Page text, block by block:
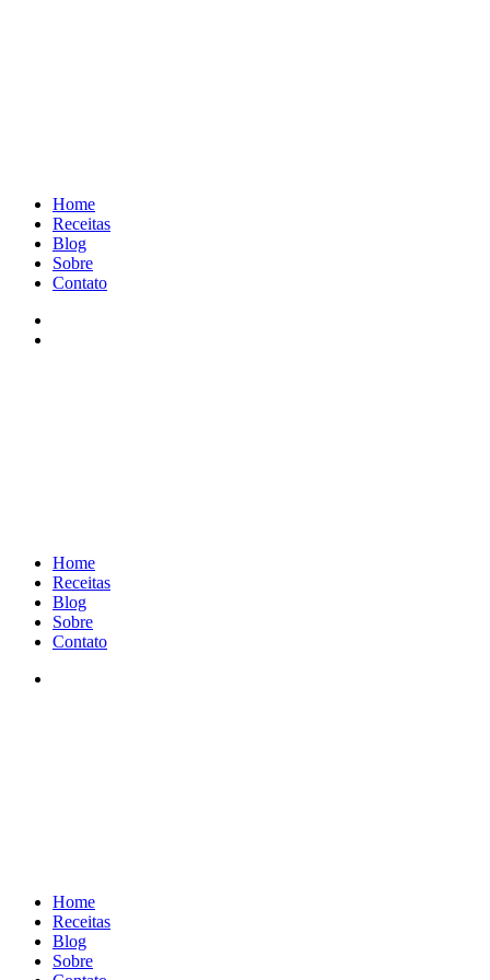
Home
Receitas
Blog
Sobre
Contato
Home
Receitas
Blog
Sobre
Contato
Home
Receitas
Blog
Sobre